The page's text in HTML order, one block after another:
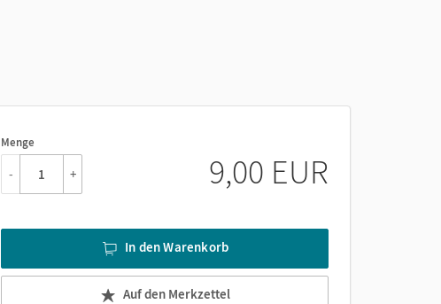
Menge
1
- + 9,00 EUR
In den Warenkorb
Auf den Merkzettel